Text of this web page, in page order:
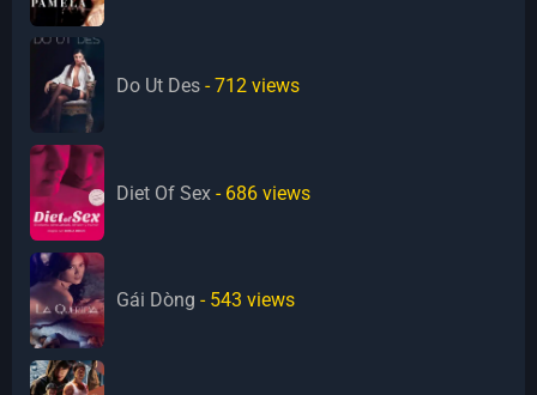
Do Ut Des - 712 views
Diet Of Sex - 686 views
Gái Dòng - 543 views